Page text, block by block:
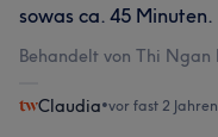
sowas ca. 45 Minuten.
Behandelt von Thi Ngan
Claudia•vor fast 2 Jahren